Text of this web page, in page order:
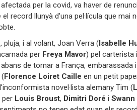
per la covid, va haver de
record llunyà d'una pel·lícula que
pluja, i al volant, Joan Verra (Isabelle
per Freya Mavor) pel carterista
de tornar a França,
(Florence Loiret Caille en un petit
novel·lista alemany Tim (
per Louis Broust, Dimitri Doré i